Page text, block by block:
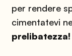
per rendere
cimentatevi
prelibatezza!